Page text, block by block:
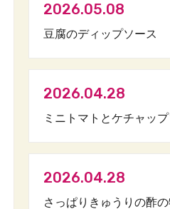
2026.05.08
豆腐のディップソース
2026.04.28
ミニトマトとケチャッ
2026.04.28
さっぱりきゅうりの酢